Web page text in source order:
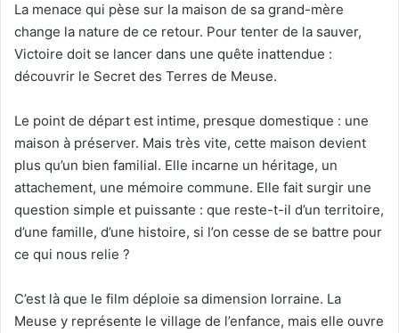
La menace qui pèse sur la maison de sa grand-mère
change la nature de ce retour. Pour tenter de la sauver,
Victoire doit se lancer dans une quête inattendue :
découvrir le Secret des Terres de Meuse.
Le point de départ est intime, presque domestique : une
maison à préserver. Mais très vite, cette maison devient
plus qu’un bien familial. Elle incarne un héritage, un
attachement, une mémoire commune. Elle fait surgir une
question simple et puissante : que reste-t-il d’un territoire,
d’une famille, d’une histoire, si l’on cesse de se battre pour
ce qui nous relie ?
C’est là que le film déploie sa dimension lorraine. La
Meuse y représente le village de l’enfance, mais elle ouvre